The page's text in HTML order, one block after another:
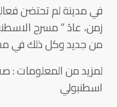
في مدينة لم تحتضن
زمن، عادَ ” مسرح
من جديد وكل ذلك في
لمزيد من المعلومات :
اسطنبولي